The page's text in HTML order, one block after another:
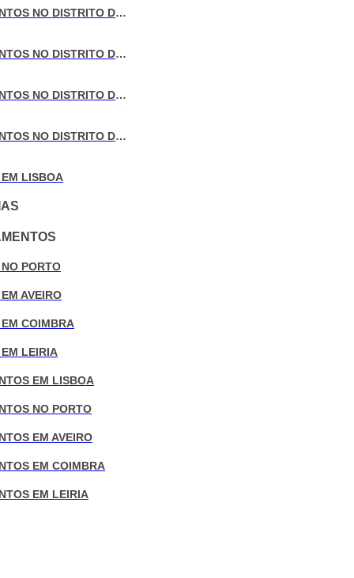
VENDA DE APARTAMENTOS NO DISTRITO DO PORTO
VENDA DE APARTAMENTOS NO DISTRITO DE AVEIRO
VENDA DE APARTAMENTOS NO DISTRITO DE COIMBRA
VENDA DE APARTAMENTOS NO DISTRITO DE LEIRIA
LISBOA
PORTO
AVEIRO
COIMBRA
LEIRIA
EM LISBOA
NO PORTO
EM AVEIRO
EM COIMBRA
EM LEIRIA